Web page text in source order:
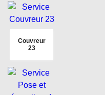
Couvreur
23